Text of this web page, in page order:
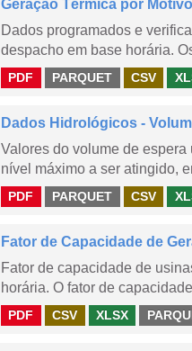
Geração Térmica por
Dados programados e
despacho em base horária.
PDF PARQUET CSV
Dados Hidrológicos -
Valores do volume de
nível máximo a ser atingido,
PDF PARQUET CSV
Fator de Capacidade de
Fator de capacidade de
horária. O fator de
PDF CSV XLSX